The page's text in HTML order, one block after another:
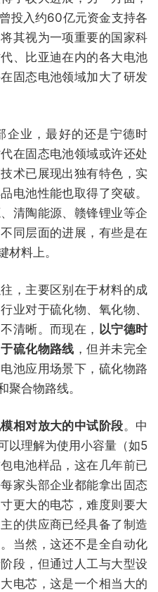
投入约60亿元资金支持各
其视为一项重要的国家科
、比亚迪在内的各大电池
固态电池领域加大了研发
企业，最好的还是宁德时
在固态电池领域或许还处
术已展现出独有特色，实
电池性能也取得了突破。
清陶能源、赣锋锂业等企
同层面的进展，有些是在
材料上。
，主要区别在于材料的成
业对于硫化物、氧化物、
清晰。而现在， 以宁德时
硫化物路线 ，但并未完全
池应用场景下，硫化物路
聚合物路线。
相对放大的中试阶段。中
以理解为使用小容量（如5
电池样品，这在几年前已
家头部企业都能拿出固态
更大的电芯，难度则要大
的供应商已经具备了制造
当然，这还不是全自动化
段，但通过人工与大型设
电芯，这是一个相当大的